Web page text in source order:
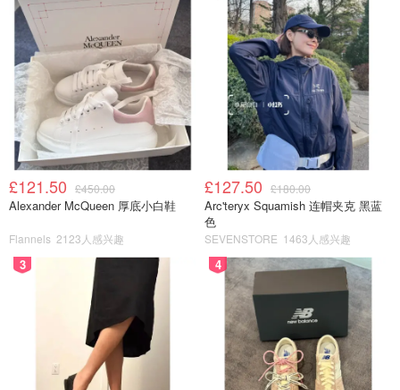
£121.50 £450.00
Alexander McQueen 厚底小白鞋
Flannels 2123人感兴趣
£127.50 £180.00
Arc'teryx Squamish 连帽夹克 黑蓝
色
SEVENSTORE 1463人感兴趣
3 4